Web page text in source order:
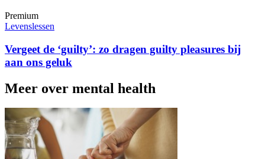
Premium
Levenslessen
Vergeet de ‘guilty’: zo dragen guilty pleasures bij
aan ons geluk
Meer over mental health